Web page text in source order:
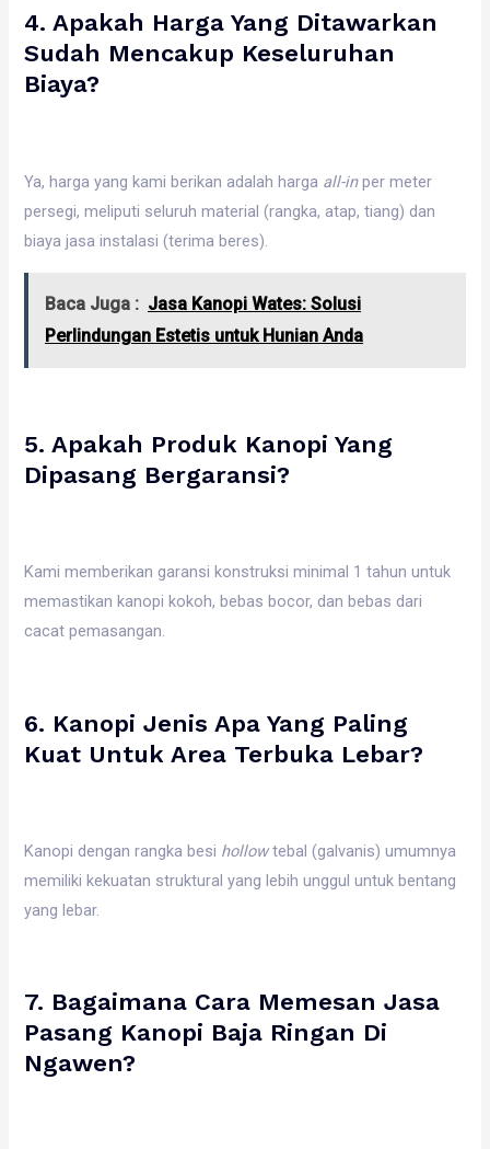
4. Apakah Harga Yang Ditawarkan
Sudah Mencakup Keseluruhan
Biaya?
Ya, harga yang kami berikan adalah harga all-inper meter
persegi, meliputi seluruh material (rangka, atap, tiang) dan
biaya jasa instalasi (terima beres).
Baca Juga : Jasa Kanopi Wates: Solusi
Perlindungan Estetis untuk Hunian Anda
5. Apakah Produk Kanopi Yang
Dipasang Bergaransi?
Kami memberikan garansi konstruksi minimal 1 tahun untuk
memastikan kanopi kokoh, bebas bocor, dan bebas dari
cacat pemasangan.
6. Kanopi Jenis Apa Yang Paling
Kuat Untuk Area Terbuka Lebar?
Kanopi dengan rangka besi hollowtebal (galvanis) umumnya
memiliki kekuatan struktural yang lebih unggul untuk bentang
yang lebar.
7. Bagaimana Cara Memesan Jasa
Pasang Kanopi Baja Ringan Di
Ngawen?